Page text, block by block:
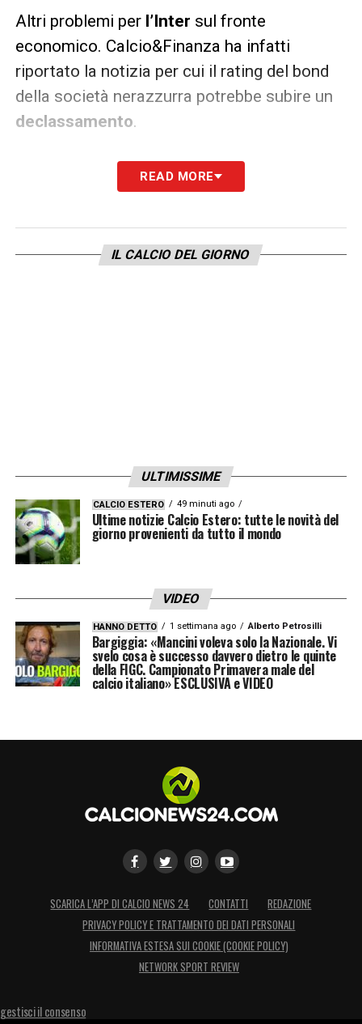
Altri problemi per l’Inter sul fronte
economico. Calcio&Finanza ha infatti
riportato la notizia per cui il rating del bond
della società nerazzurra potrebbe subire un
declassamento.
Nello specifico, Fitch Ratings ha collocato il
Inter Media and Communicatio
READ MORE
IL CALCIO DEL GIORNO
ULTIMISSIME
CALCIO ESTERO 49 minuti ago
Ultime notizie Calcio Estero: tutte le novità del
giorno provenienti da tutto il mondo
VIDEO
HANNO DETTO 1 settimana ago Alberto Petrosilli
Bargiggia: «Mancini voleva solo la Nazionale. Vi
svelo cosa è successo davvero dietro le quinte
della FIGC. Campionato Primavera male del
calcio italiano» ESCLUSIVA e VIDEO
SCARICA L’APP DI CALCIO NEWS 24 CONTATTI
REDAZIONE
PRIVACY POLICY E TRATTAMENTO DEI DATI PERSONALI
INFORMATIVA ESTESA SUI COOKIE (COOKIE POLICY)
NETWORK SPORT REVIEW
gestisci il consenso